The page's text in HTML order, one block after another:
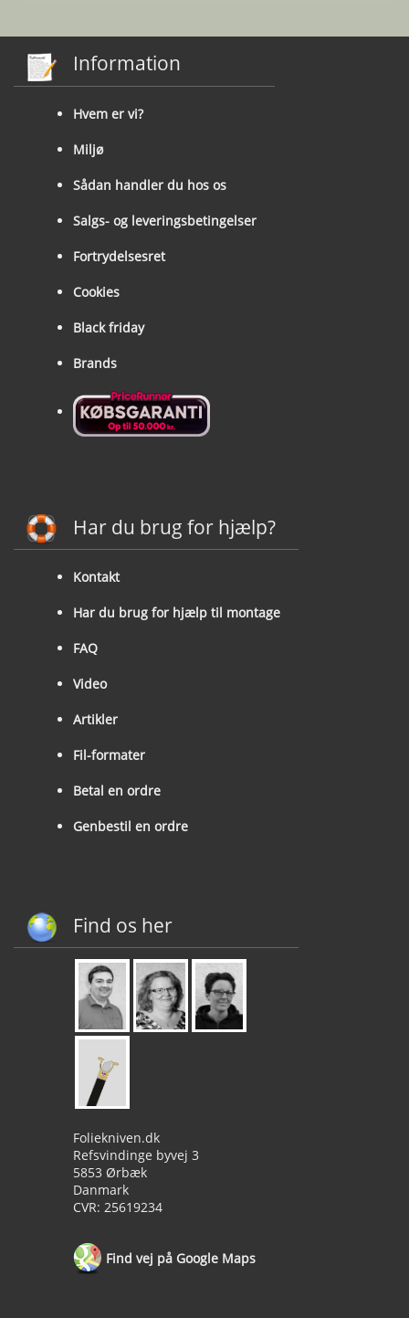
Information
Hvem er vi?
Miljø
Sådan handler du hos os
Salgs- og leveringsbetingelser
Fortrydelsesret
Cookies
Black friday
Brands
Har du brug for hjælp?
Kontakt
Har du brug for hjælp til montage
FAQ
Video
Artikler
Fil-formater
Betal en ordre
Genbestil en ordre
Find os her
Foliekniven.dk
Refsvindinge byvej 3
5853 Ørbæk
Danmark
CVR: 25619234
Find vej på Google Maps